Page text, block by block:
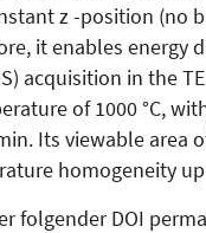
z -position (no
it enables energy
acquisition in the
of 1000 °C,
Its viewable area
homogeneity up
folgender DOI